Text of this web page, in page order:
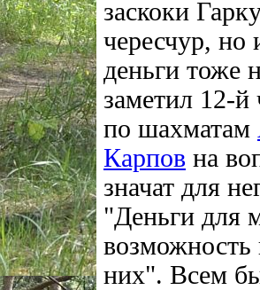
заскоки
чересчур, но
деньги тоже
заметил 12-
по шахматам
Карпов на
значат для
"Деньги для
возможность
них". Всем